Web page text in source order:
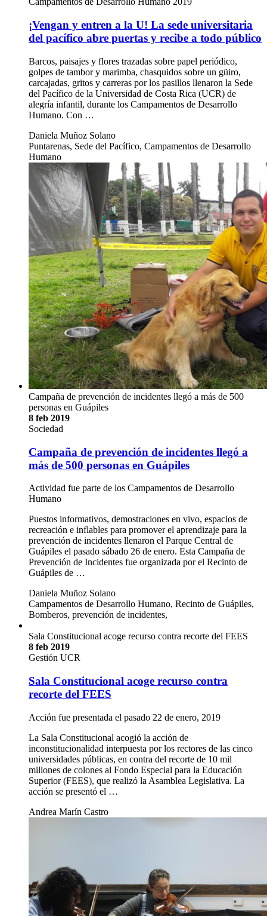
¡Vengan y entren a la U! La sede universitaria
del pacífico abre puertas y recibe a todo público
Barcos, paisajes y flores trazadas sobre papel periódico,
golpes de tambor y marimba, chasquidos sobre un güiro,
carcajadas, gritos y carreras por los pasillos llenaron la Sede
del Pacífico de la Universidad de Costa Rica (UCR) de
alegría infantil, durante los Campamentos de Desarrollo
Humano. Con …
Daniela Muñoz Solano
Puntarenas, Sede del Pacífico, Campamentos de Desarrollo
Humano
Campaña de prevención de incidentes llegó a más de 500
personas en Guápiles
8 feb 2019
Sociedad
Campaña de prevención de incidentes llegó a
más de 500 personas en Guápiles
Actividad fue parte de los Campamentos de Desarrollo
Humano
Puestos informativos, demostraciones en vivo, espacios de
recreación e inflables para promover el aprendizaje para la
prevención de incidentes llenaron el Parque Central de
Guápiles el pasado sábado 26 de enero. Esta Campaña de
Prevención de Incidentes fue organizada por el Recinto de
Guápiles de …
Daniela Muñoz Solano
Campamentos de Desarrollo Humano, Recinto de Guápiles,
Bomberos, prevención de incidentes,
Sala Constitucional acoge recurso contra recorte del FEES
8 feb 2019
Gestión UCR
Sala Constitucional acoge recurso contra
recorte del FEES
Acción fue presentada el pasado 22 de enero, 2019
La Sala Constitucional acogió la acción de
inconstitucionalidad interpuesta por los rectores de las cinco
universidades públicas, en contra del recorte de 10 mil
millones de colones al Fondo Especial para la Educación
Superior (FEES), que realizó la Asamblea Legislativa. La
acción se presentó el …
Andrea Marín Castro